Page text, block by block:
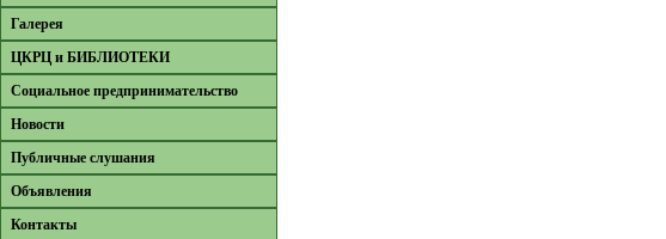
Галерея
ЦКРЦ и БИБЛИОТЕКИ
Социальное предпринимательство
Новости
Публичные слушания
Объявления
Контакты